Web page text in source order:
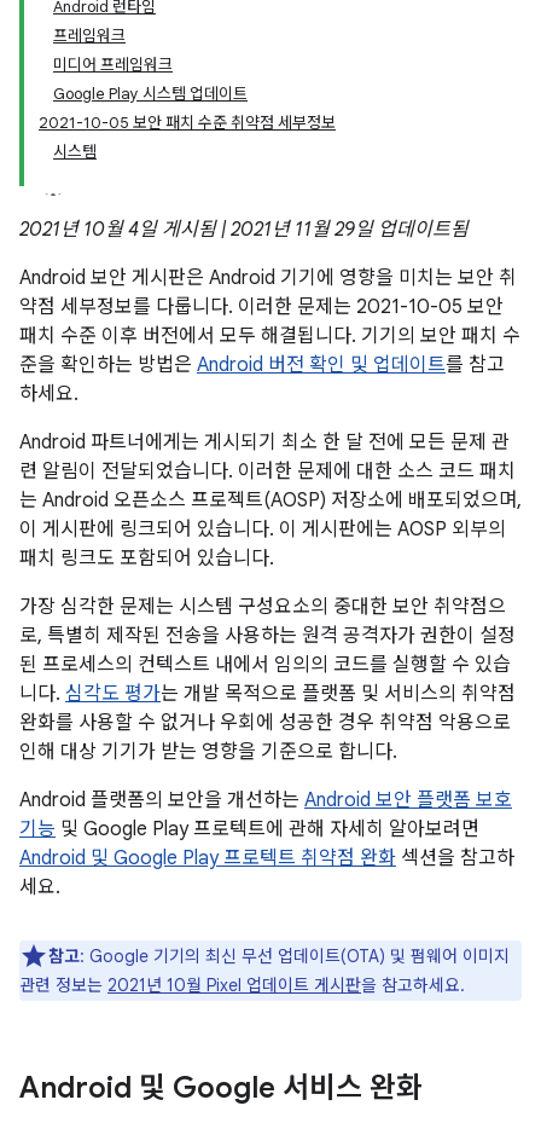
Android 런타임
프레임워크
미디어 프레임워크
Google Play 시스템 업데이트
2021-10-05 보안 패치 수준 취약점 세부정보
시스템
2021년 10월 4일 게시됨 | 2021년 11월 29일 업데이트됨
Android 보안 게시판은 Android 기기에 영향을 미치는 보안 취
약점 세부정보를 다룹니다. 이러한 문제는 2021-10-05 보안
패치 수준 이후 버전에서 모두 해결됩니다. 기기의 보안 패치 수
준을 확인하는 방법은 Android 버전 확인 및 업데이트를 참고
하세요.
Android 파트너에게는 게시되기 최소 한 달 전에 모든 문제 관
련 알림이 전달되었습니다. 이러한 문제에 대한 소스 코드 패치
는 Android 오픈소스 프로젝트(AOSP) 저장소에 배포되었으며,
이 게시판에 링크되어 있습니다. 이 게시판에는 AOSP 외부의
패치 링크도 포함되어 있습니다.
가장 심각한 문제는 시스템 구성요소의 중대한 보안 취약점으
로, 특별히 제작된 전송을 사용하는 원격 공격자가 권한이 설정
된 프로세스의 컨텍스트 내에서 임의의 코드를 실행할 수 있습
니다. 심각도 평가는 개발 목적으로 플랫폼 및 서비스의 취약점
완화를 사용할 수 없거나 우회에 성공한 경우 취약점 악용으로
인해 대상 기기가 받는 영향을 기준으로 합니다.
Android 플랫폼의 보안을 개선하는 Android 보안 플랫폼 보호
기능 및 Google Play 프로텍트에 관해 자세히 알아보려면
Android 및 Google Play 프로텍트 취약점 완화 섹션을 참고하
세요.
참고: Google 기기의 최신 무선 업데이트(OTA) 및 펌웨어 이미지
관련 정보는 2021년 10월 Pixel 업데이트 게시판을 참고하세요.
Android 및 Google 서비스 완화